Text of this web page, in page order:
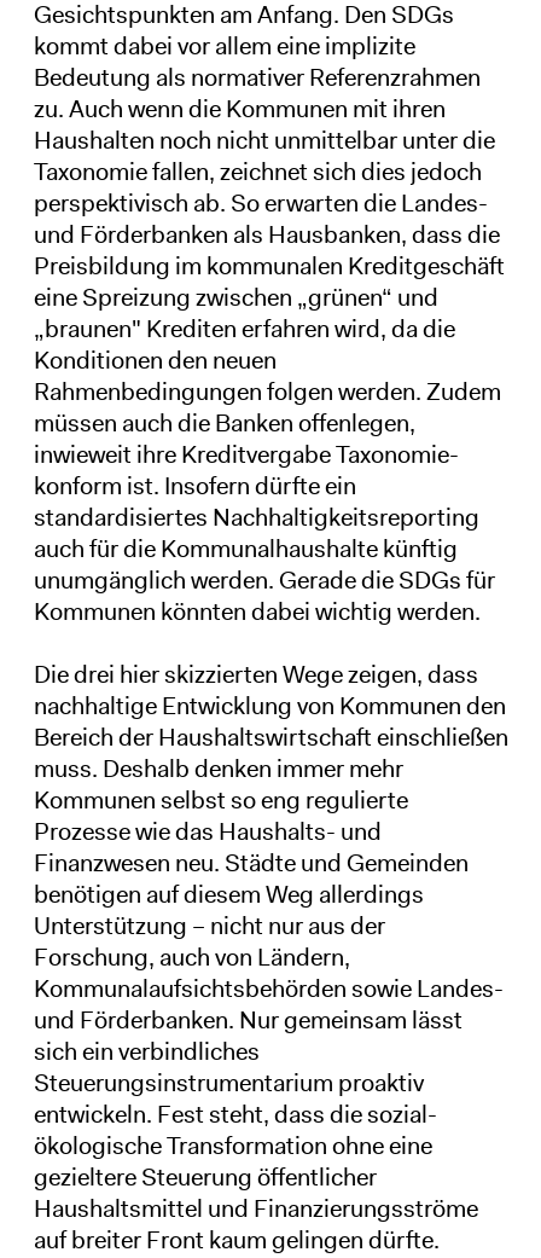
Gesichtspunkten am Anfang. Den SDGs
kommt dabei vor allem eine implizite
Bedeutung als normativer Referenzrahmen
zu. Auch wenn die Kommunen mit ihren
Haushalten noch nicht unmittelbar unter die
Taxonomie fallen, zeichnet sich dies jedoch
perspektivisch ab. So erwarten die Landes-
und Förderbanken als Hausbanken, dass die
Preisbildung im kommunalen Kreditgeschäft
eine Spreizung zwischen „grünen“ und
„braunen" Krediten erfahren wird, da die
Konditionen den neuen
Rahmenbedingungen folgen werden. Zudem
müssen auch die Banken offenlegen,
inwieweit ihre Kreditvergabe Taxonomie-
konform ist. Insofern dürfte ein
standardisiertes Nachhaltigkeitsreporting
auch für die Kommunalhaushalte künftig
unumgänglich werden. Gerade die SDGs für
Kommunen könnten dabei wichtig werden.
Die drei hier skizzierten Wege zeigen, dass
nachhaltige Entwicklung von Kommunen den
Bereich der Haushaltswirtschaft einschließen
muss. Deshalb denken immer mehr
Kommunen selbst so eng regulierte
Prozesse wie das Haushalts- und
Finanzwesen neu. Städte und Gemeinden
benötigen auf diesem Weg allerdings
Unterstützung – nicht nur aus der
Forschung, auch von Ländern,
Kommunalaufsichtsbehörden sowie Landes-
und Förderbanken. Nur gemeinsam lässt
sich ein verbindliches
Steuerungsinstrumentarium proaktiv
entwickeln. Fest steht, dass die sozial-
ökologische Transformation ohne eine
gezieltere Steuerung öffentlicher
Haushaltsmittel und Finanzierungsströme
auf breiter Front kaum gelingen dürfte.